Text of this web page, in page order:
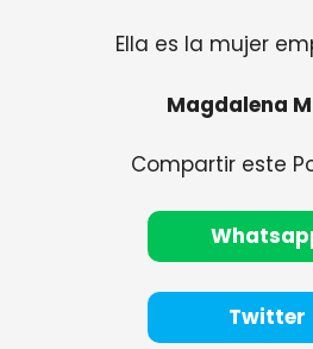
Ella es la mujer
Magdalena
Compartir este
Twitter